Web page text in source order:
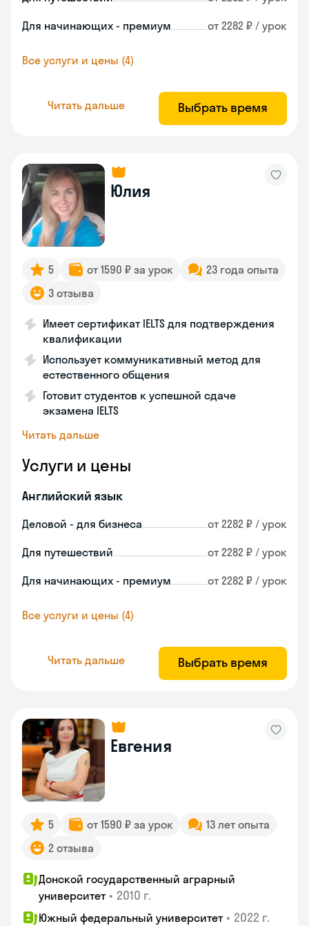
Для начинающих - премиум от 2282 ₽ / урок
Все услуги и цены (4)
Читать дальше Выбрать время
Юлия
5 от 1590 ₽ за урок
23 года опыта
3 отзыва
Имеет сертификат IELTS для подтверждения
квалификации
Использует коммуникативный метод для
естественного общения
Готовит студентов к успешной сдаче
экзамена IELTS
Читать дальше
Услуги и цены
Английский язык
Деловой - для бизнеса от 2282 ₽ / урок
Для путешествий от 2282 ₽ / урок
Для начинающих - премиум от 2282 ₽ / урок
Все услуги и цены (4)
Читать дальше Выбрать время
Евгения
5 от 1590 ₽ за урок
13 лет опыта
2 отзыва
Донской государственный аграрный
университет • 2010 г.
Южный федеральный университет • 2022 г.